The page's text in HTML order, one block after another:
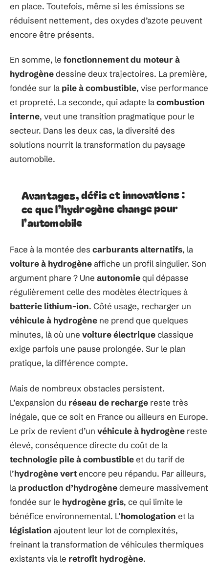
en place. Toutefois, même si les émissions se
réduisent nettement, des oxydes d’azote peuvent
encore être présents.
En somme, le fonctionnement du moteur à
hydrogènedessine deux trajectoires. La première,
fondée sur la pile à combustible, vise performance
et propreté. La seconde, qui adapte lacombustion
interne, veut une transition pragmatique pour le
secteur. Dans les deux cas, la diversité des
solutions nourrit la transformation du paysage
automobile.
Avantages, défis et innovations :
ce que l’hydrogène change pour
l’automobile
Face à la montée des carburants alternatifs, la
voiture à hydrogèneaffiche un profil singulier. Son
argument phare ? Une autonomiequi dépasse
régulièrement celle des modèles électriques à
batterie lithium-ion. Côté usage, recharger un
véhicule à hydrogène ne prend que quelques
minutes, là où une voiture électriqueclassique
exige parfois une pause prolongée. Sur le plan
pratique, la différence compte.
Mais de nombreux obstacles persistent.
L’expansion du réseau de recharge reste très
inégale, que ce soit en France ou ailleurs en Europe.
Le prix de revient d’un véhicule à hydrogène reste
élevé, conséquence directe du coût de la
technologie pile à combustibleet du tarif de
l’hydrogène vertencore peu répandu. Par ailleurs,
la production d’hydrogènedemeure massivement
fondée sur le hydrogène gris, ce qui limite le
bénéfice environnemental. L’homologation et la
législation ajoutent leur lot de complexités,
freinant la transformation de véhicules thermiques
existants via le retrofit hydrogène.